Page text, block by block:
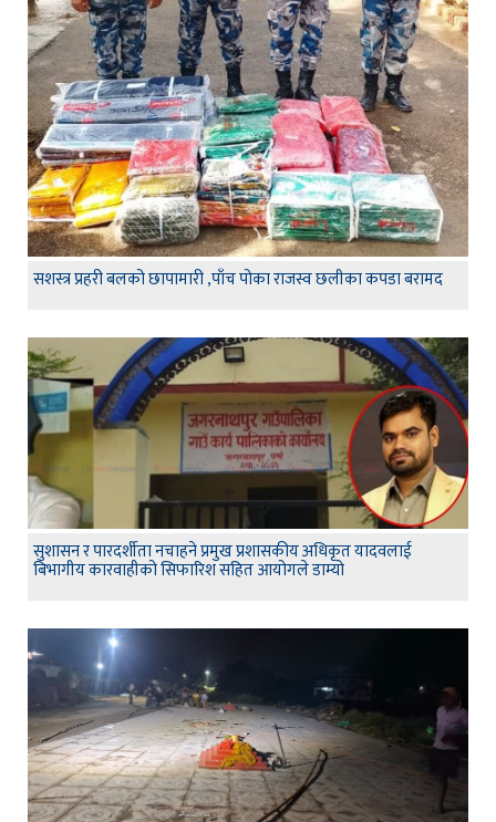
सशस्त्र प्रहरी बलको छापामारी ,पाँच पोका राजस्व छलीका कपडा बरामद
सुशासन र पारदर्शीता नचाहने प्रमुख प्रशासकीय अधिकृत यादवलाई
बिभागीय कारवाहीको सिफारिश सहित आयोगले डाम्यो